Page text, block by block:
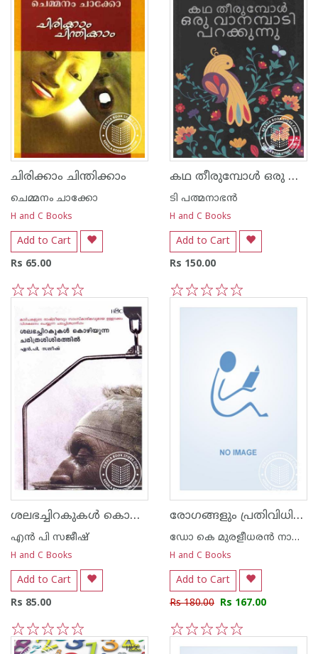
ചിരിക്കാം ചിന്തിക്കാം
ചെമ്മനം ചാക്കോ
H and C Books
Add to Cart
Rs 65.00
കഥ തീരുമ്പോള്‍ ഒരു വാനമ്പാടി പറക്കുന്നു
ടി പത്മനാഭന്‍
H and C Books
Add to Cart
Rs 150.00
ശലഭച്ചിറകുകള്‍ കൊഴിയുന്ന ചരിത്രശിശിരത്തില്‍
എന്‍ പി സജീഷ്‌
H and C Books
Add to Cart
Rs 85.00
5
4
3
2
1
രോഗങ്ങളും പ്രതിവിധികളും
ഡോ കെ മുരളീധരന്‍ നായര്‍ വെള്ളയമ്പലം
H and C Books
Add to Cart
Rs 180.00 Rs 167.00